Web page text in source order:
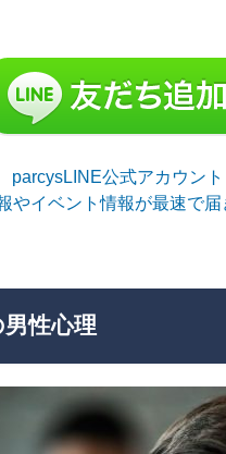
parcysLINE公式アカウント
やイベント情報が最速で届
性心理